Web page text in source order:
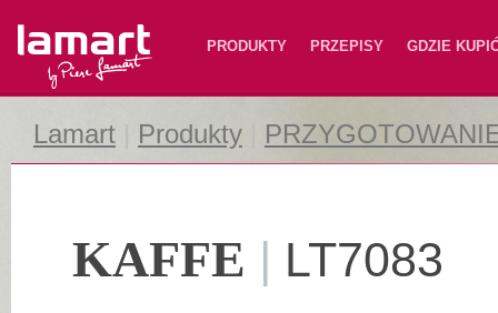
Lamart PRODUKTY PRZEPISY GDZIE
Lamart Produkty
KAFFE | LT7083